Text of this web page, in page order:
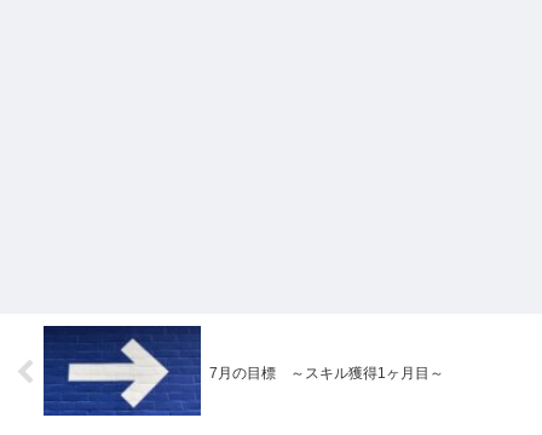
7月の目標 ～スキル獲得1ヶ月目～